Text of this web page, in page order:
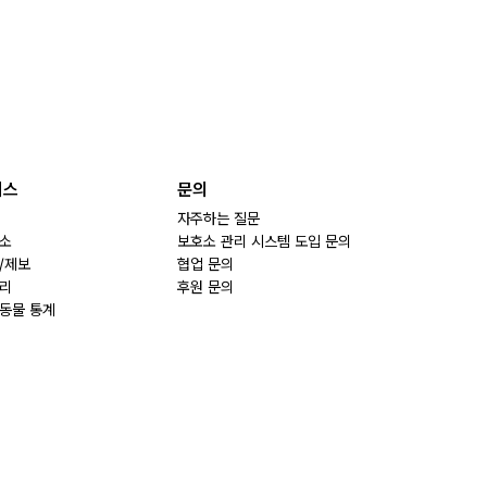
제보
물 통계
문의
자주하는 질문
보호소 관리 시스템 도입 문의
협업 문의
후원 문의